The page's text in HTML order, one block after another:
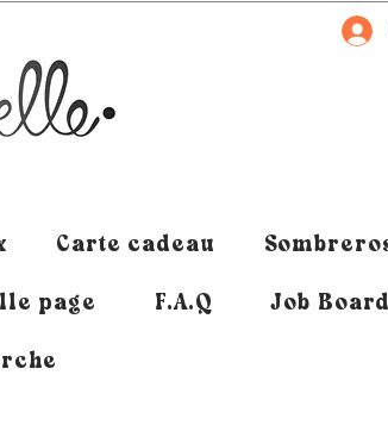
Carte cadeau Sombreros
page F.A.Q Job Board